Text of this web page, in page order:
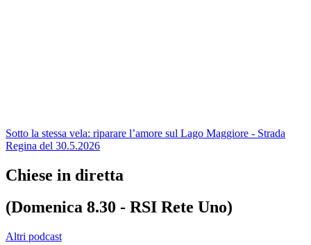
Sotto la stessa vela: riparare l’amore sul Lago Maggiore - Strada
Regina del 30.5.2026
Chiese in diretta
(Domenica 8.30 - RSI Rete Uno)
Altri podcast